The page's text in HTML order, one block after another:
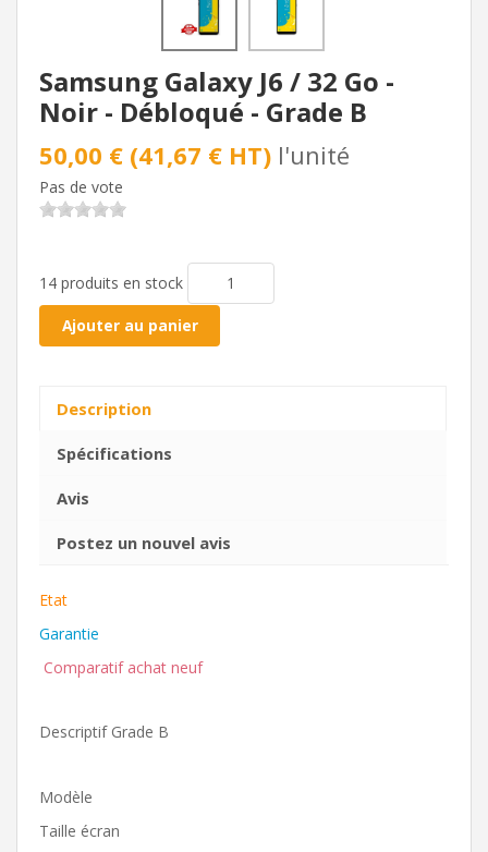
Samsung Galaxy J6 / 32 Go -
Noir - Débloqué - Grade B
50,00 € (41,67 € HT) l'unité
Pas de vote
14 produits en stock
Ajouter au panier
Description
Spécifications
Avis
Postez un nouvel avis
Etat
Garantie
Comparatif achat neuf
Descriptif Grade B
Modèle
Taille écran